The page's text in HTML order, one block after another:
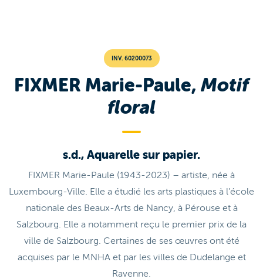
INV. 60200073
FIXMER Marie-Paule, Motif
floral
s.d., Aquarelle sur papier.
FIXMER Marie-Paule (1943-2023) – artiste, née à
Luxembourg-Ville. Elle a étudié les arts plastiques à l’école
nationale des Beaux-Arts de Nancy, à Pérouse et à
Salzbourg. Elle a notamment reçu le premier prix de la
ville de Salzbourg. Certaines de ses œuvres ont été
acquises par le MNHA et par les villes de Dudelange et
Ravenne.